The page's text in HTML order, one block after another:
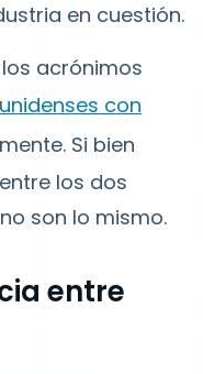
en cuestión.
acrónimos
con
Si bien
los dos
son lo mismo.
entre